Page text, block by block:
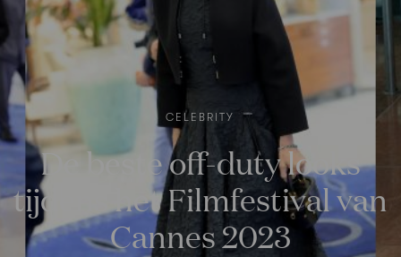
CELEBRITY
De beste off-duty looks
tijdens het Filmfestival van
Cannes 2023